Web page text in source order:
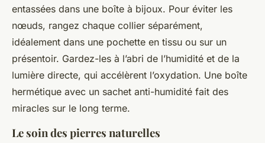
entassées dans une boîte à bijoux. Pour éviter les
nœuds, rangez chaque collier séparément,
idéalement dans une pochette en tissu ou sur un
présentoir. Gardez-les à l’abri de l’humidité et de la
lumière directe, qui accélèrent l’oxydation. Une boîte
hermétique avec un sachet anti-humidité fait des
miracles sur le long terme.
Le soin des pierres naturelles